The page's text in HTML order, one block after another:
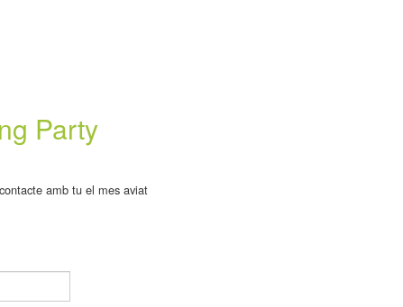
Party
amb tu el mes aviat